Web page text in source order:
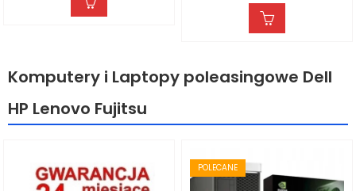
Komputery i Laptopy poleasingowe Dell
HP Lenovo Fujitsu
POLECANE